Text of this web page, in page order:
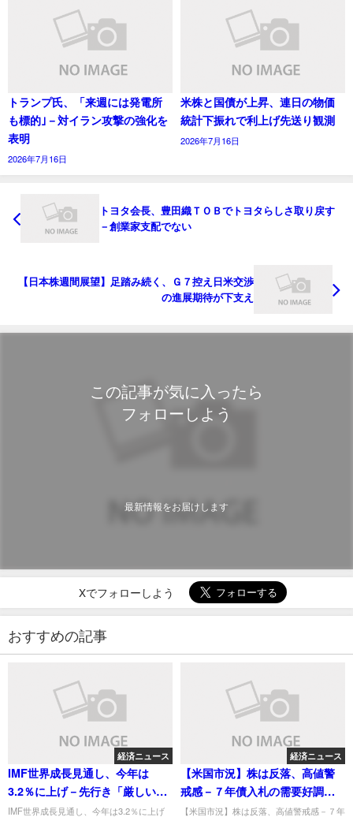
トランプ氏、「来週には発電所
も標的｣－対イラン攻撃の強化を
表明
2026年7月16日
米株と国債が上昇、連日の物価
統計下振れで利上げ先送り観測
2026年7月16日
トヨタ会長、豊田織ＴＯＢでトヨタらしさ取り戻す
－創業家支配でない
【日本株週間展望】足踏み続く、Ｇ７控え日米交渉
の進展期待が下支え
この記事が気に入ったら
フォローしよう
最新情報をお届けします
Xでフォローしよう
おすすめの記事
経済ニュース
IMF世界成長見通し、今年は
3.2％に上げ－先行き「厳しい」
と警告
IMF世界成長見通し、今年は3.2％に上げ
経済ニュース
【米国市況】株は反落、高値警
戒感－７年債入札の需要好調で
金利低下
【米国市況】株は反落、高値警戒感－７年